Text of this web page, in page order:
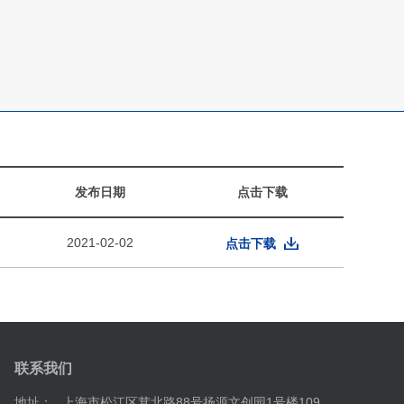
发布日期 点击下载
2021-02-02 点击下载
联系我们